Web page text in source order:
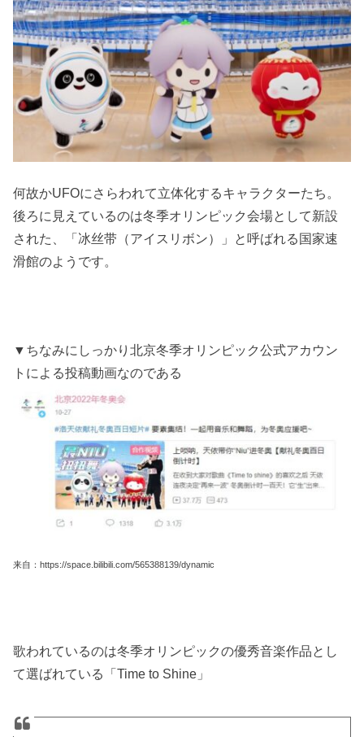
何故かUFOにさらわれて立体化するキャラクターたち。
後ろに見えているのは冬季オリンピック会場として新設
された、「冰丝带（アイスリボン）」と呼ばれる国家速
滑館のようです。
▼ちなみにしっかり北京冬季オリンピック公式アカウン
トによる投稿動画なのである
来自：https://space.bilibili.com/565388139/dynamic
歌われているのは冬季オリンピックの優秀音楽作品とし
て選ばれている「Time to Shine」